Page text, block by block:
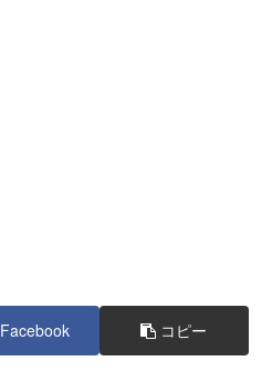
Facebook コピー